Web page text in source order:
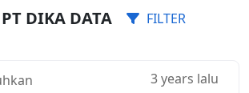
DIKA DATA
FILTER
3 years lalu